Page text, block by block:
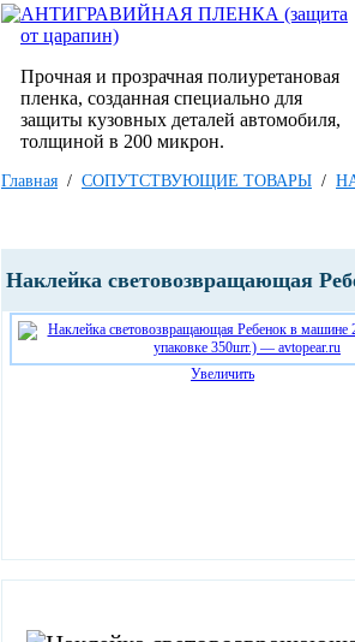
АНТИГРАВИЙНАЯ ПЛЕНКА (защита
от царапин)
Прочная и прозрачная полиуретановая
пленка, созданная специально для
защиты кузовных деталей автомобиля,
толщиной в 200 микрон.
Главная / СОПУТСТВУЮЩИЕ ТОВАРЫ /
Наклейка световозвращающая
Увеличить